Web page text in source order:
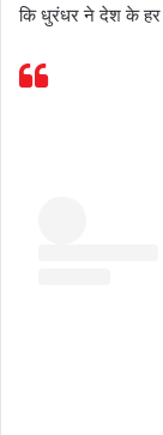
कि धुरंधर ने देश के हर